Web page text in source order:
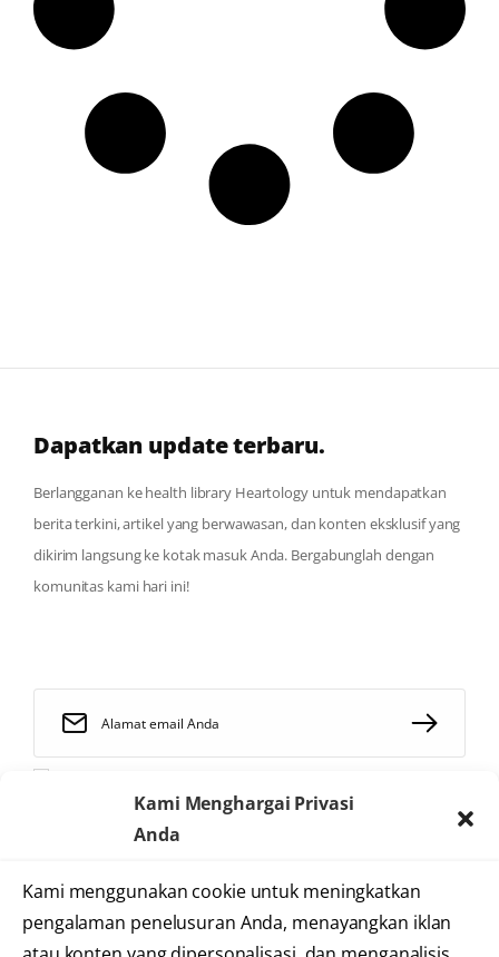
Kami Menghargai Privasi
Anda
Kami menggunakan cookie untuk meningkatkan
pengalaman penelusuran Anda, menayangkan iklan
Dapatkan update terbaru.
Berlangganan ke health library Heartology untuk mendapatkan
berita terkini, artikel yang berwawasan, dan konten eksklusif yang
dikirim langsung ke kotak masuk Anda. Bergabunglah dengan
komunitas kami hari ini!
2025 © Heartology
Cardiovascular Hospital